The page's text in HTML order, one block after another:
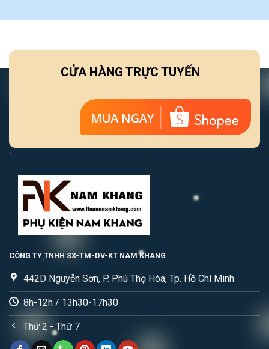
CỬA HÀNG TRỰC TUYẾN
CÔNG TY TNHH SX-TM-DV-KT NAM KHANG
442D Nguyễn Sơn, P. Phú Thọ Hòa, Tp. Hồ Chí Minh
8h-12h / 13h30-17h30
Thứ 2 - Thứ 7